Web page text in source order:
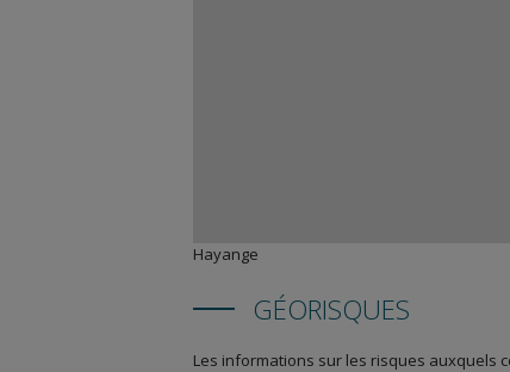
Hayange
GÉORISQUES
Les informations sur les risques auxquels